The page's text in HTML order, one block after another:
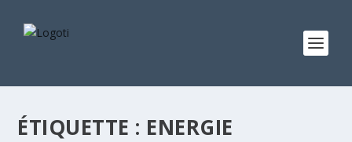
ÉTIQUETTE : ENERGIE